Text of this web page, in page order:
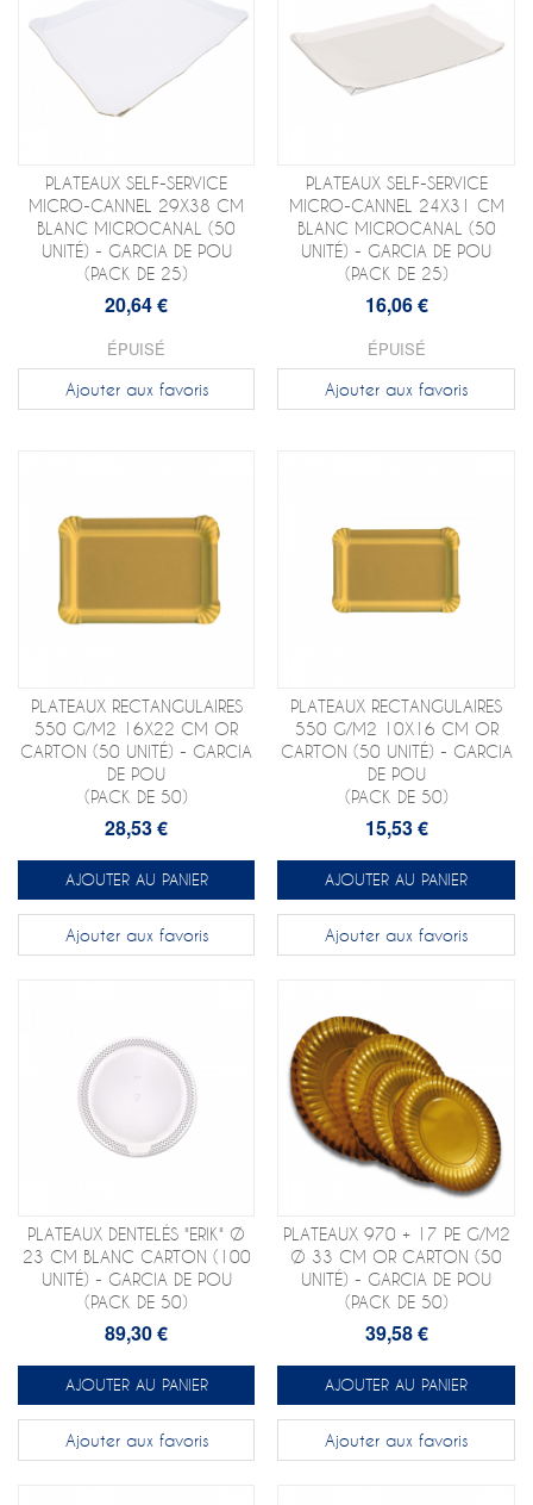
PLATEAUX SELF-SERVICE
MICRO-CANNEL 29X38 CM
BLANC MICROCANAL (50
UNITÉ) - GARCIA DE POU
(PACK DE 25)
20,64 €
ÉPUISÉ
Ajouter aux favoris
PLATEAUX SELF-SERVICE
MICRO-CANNEL 24X31 CM
BLANC MICROCANAL (50
UNITÉ) - GARCIA DE POU
(PACK DE 25)
16,06 €
ÉPUISÉ
Ajouter aux favoris
PLATEAUX RECTANGULAIRES
550 G/M2 16X22 CM OR
CARTON (50 UNITÉ) - GARCIA
DE POU
(PACK DE 50)
28,53 €
AJOUTER AU PANIER
Ajouter aux favoris
PLATEAUX RECTANGULAIRES
550 G/M2 10X16 CM OR
CARTON (50 UNITÉ) - GARCIA
DE POU
(PACK DE 50)
15,53 €
AJOUTER AU PANIER
Ajouter aux favoris
PLATEAUX DENTELÉS "ERIK" Ø
23 CM BLANC CARTON (100
UNITÉ) - GARCIA DE POU
(PACK DE 50)
89,30 €
AJOUTER AU PANIER
Ajouter aux favoris
PLATEAUX 970 + 17 PE G/M2
Ø 33 CM OR CARTON (50
UNITÉ) - GARCIA DE POU
(PACK DE 50)
39,58 €
AJOUTER AU PANIER
Ajouter aux favoris